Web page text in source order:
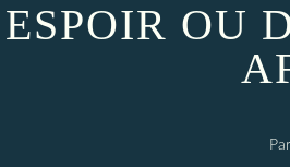
ESPOIR OU